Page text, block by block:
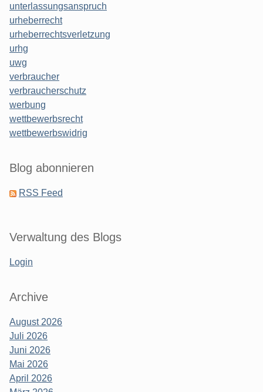
unterlassungsanspruch
urheberrecht
urheberrechtsverletzung
urhg
uwg
verbraucher
verbraucherschutz
werbung
wettbewerbsrecht
wettbewerbswidrig
Blog abonnieren
RSS Feed
Verwaltung des Blogs
Login
Archive
August 2026
Juli 2026
Juni 2026
Mai 2026
April 2026